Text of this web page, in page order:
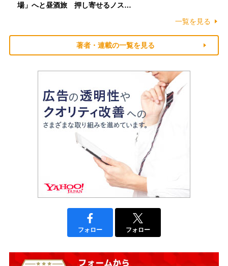
場」へと昼酒旅 押し寄せるノス…
一覧を見る
著者・連載の一覧を見る
フォロー フォロー